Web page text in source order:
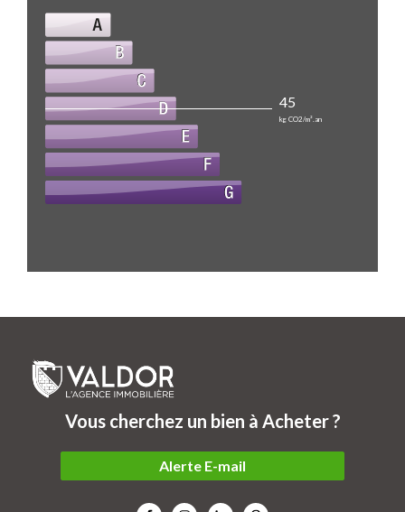
45
kg CO2/m².an
Vous cherchez un bien à Acheter ?
Alerte E-mail